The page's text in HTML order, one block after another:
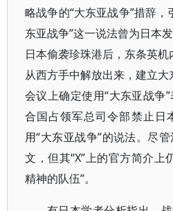
略战争的“大东亚战争”措辞
东亚战争”这一说法曾为日本
日本偷袭珍珠港后，东条英
从西方手中解放出来，建立大
会议上确定使用“大东亚战争
合国占领军总司令部禁止日
用“大东亚战争”的说法。尽
文，但其“X”上的官方简介上
精神的队伍”。